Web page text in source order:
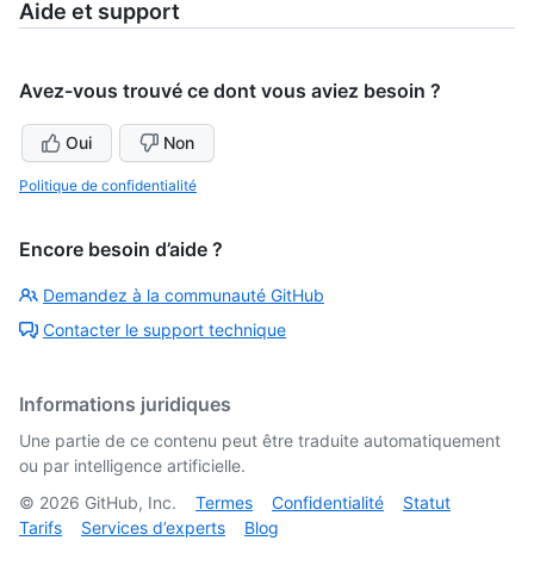
Aide et support
Avez-vous trouvé ce dont vous aviez besoin ?
Oui Non
Politique de confidentialité
Encore besoin d’aide ?
Demandez à la communauté GitHub
Contacter le support technique
Informations juridiques
Une partie de ce contenu peut être traduite automatiquement
ou par intelligence artificielle.
© 2026 GitHub, Inc. Termes Confidentialité
Statut
Tarifs
Services d’experts Blog